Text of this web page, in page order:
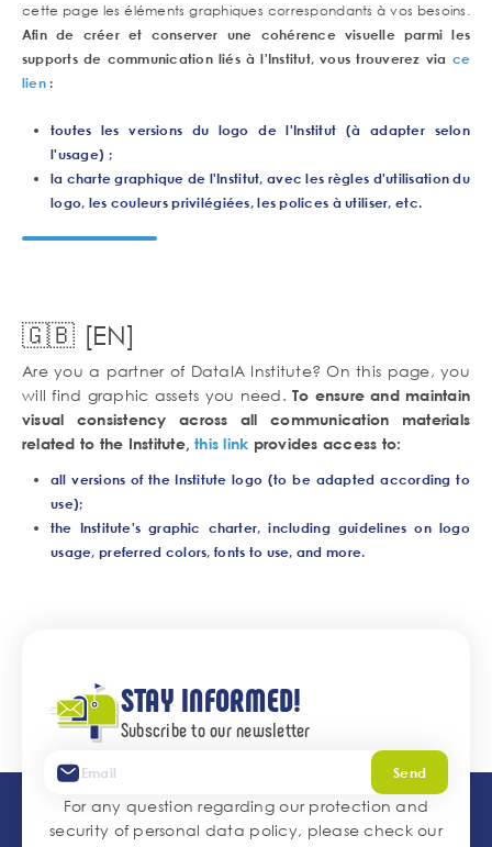
cette page les éléments graphiques correspondants à vos besoins.
Afin de créer et conserver une cohérence visuelle parmi les
supports de communication liés à l'Institut, vous trouverez via ce
lien:
toutes les versions du logo
de l'Institut (à adapter selon
l'usage) ;
la charte graphique de l'Institut, avec les règles d'utilisation du
logo, les couleurs privilégiées, les polices à utiliser, etc.
🇬🇧 [EN]
Are you a partner of DataIA Institute? On this page, you
will find graphic assets you need.To ensure and maintain
visual consistency across all communication materials
related to the Institute,this link provides access to:
all versions of the Institute logo (to be adapted according to
use);
the Institute's graphic charter, including guidelines on logo
usage, preferred colors, fonts to use, and more.
STAY INFORMED!
Subscribe to our newsletter
Send
For any question regarding our protection and
security of personal data policy, please check our